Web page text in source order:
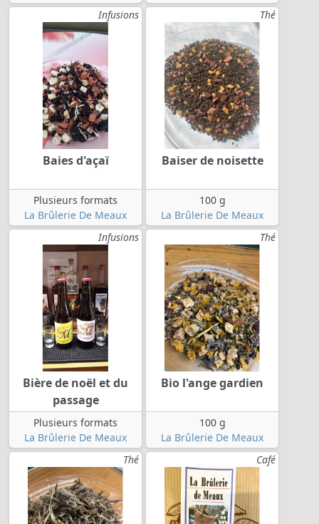
Infusions
Baies d'açaï
Plusieurs formats
La Brûlerie De Meaux
Thé
Baiser de noisette
100 g
La Brûlerie De Meaux
Infusions
Bière de noël et du
passage
Plusieurs formats
La Brûlerie De Meaux
Thé
Bio l'ange gardien
100 g
La Brûlerie De Meaux
Thé
Café